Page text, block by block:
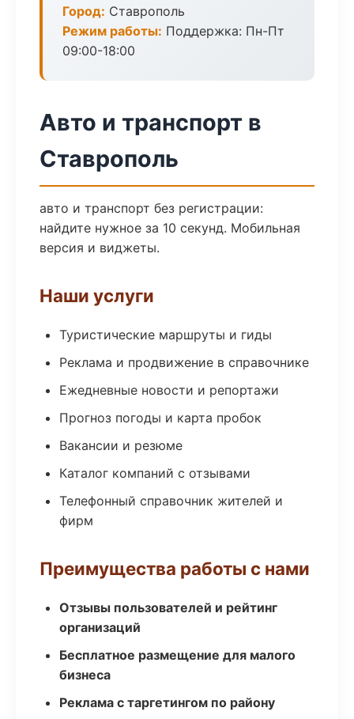
Город: Ставрополь
Режим работы: Поддержка: Пн-Пт
09:00-18:00
Авто и транспорт в
Ставрополь
авто и транспорт без регистрации:
найдите нужное за 10 секунд. Мобильная
версия и виджеты.
Наши услуги
Туристические маршруты и гиды
Реклама и продвижение в справочнике
Ежедневные новости и репортажи
Прогноз погоды и карта пробок
Вакансии и резюме
Каталог компаний с отзывами
Телефонный справочник жителей и
фирм
Преимущества работы с нами
Отзывы пользователей и рейтинг
организаций
Бесплатное размещение для малого
бизнеса
Реклама с таргетингом по району